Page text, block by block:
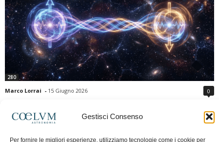
Gestisci Consenso
Per fornire le migliori esperienze, utilizziamo tecnologie come i cookie per
280
Marco Lorrai - 15 Giugno 2026 0
moderna: due particelle possono mostrare correlazioni che sembrano ignorare
la distanza che le separa. Gli esperimenti e i teoremi di Bell hanno escluso le
previsioni della meccanica quantistica. Nonostante ciò, l'entanglement non